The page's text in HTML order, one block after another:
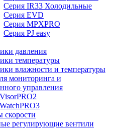
Серия IR33 Холодильные
Серия EVD
Серия MPXPRO
Серия PJ easy
давления
температуры
влажности и температуры
мониторинга и
управления
скорости
регулирующие вентили